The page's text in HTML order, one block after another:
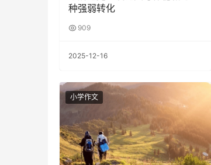
种强弱转化
909
2025-12-16
小学作文